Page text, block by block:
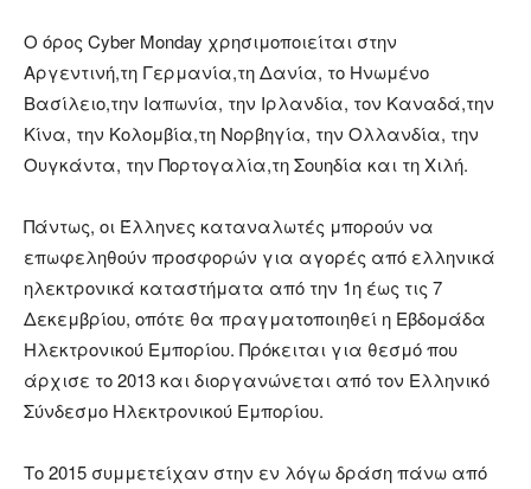
Ο όρος Cyber Monday χρησιμοποιείται στην
Αργεντινή,τη Γερμανία,τη Δανία, το Ηνωμένο
Βασίλειο,την Ιαπωνία, την Ιρλανδία, τον Καναδά,την
Κίνα, την Κολομβία,τη Νορβηγία, την Ολλανδία, την
Ουγκάντα, την Πορτογαλία,τη Σουηδία και τη Χιλή.
Πάντως, οι Έλληνες καταναλωτές μπορούν να
επωφεληθούν προσφορών για αγορές από ελληνικά
ηλεκτρονικά καταστήματα από την 1η έως τις 7
Δεκεμβρίου, οπότε θα πραγματοποιηθεί η Εβδομάδα
Ηλεκτρονικού Εμπορίου. Πρόκειται για θεσμό που
άρχισε το 2013 και διοργανώνεται από τον Ελληνικό
Σύνδεσμο Ηλεκτρονικού Εμπορίου.
Το 2015 συμμετείχαν στην εν λόγω δράση πάνω από